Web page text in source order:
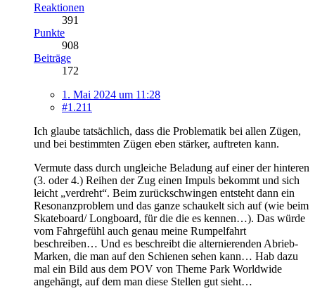
Reaktionen
391
Punkte
908
Beiträge
172
1. Mai 2024 um 11:28
#1.211
Ich glaube tatsächlich, dass die Problematik bei allen Zügen,
und bei bestimmten Zügen eben stärker, auftreten kann.
Vermute dass durch ungleiche Beladung auf einer der hinteren
(3. oder 4.) Reihen der Zug einen Impuls bekommt und sich
leicht „verdreht“. Beim zurückschwingen entsteht dann ein
Resonanzproblem und das ganze schaukelt sich auf (wie beim
Skateboard/ Longboard, für die die es kennen…). Das würde
vom Fahrgefühl auch genau meine Rumpelfahrt
beschreiben… Und es beschreibt die alternierenden Abrieb-
Marken, die man auf den Schienen sehen kann… Hab dazu
mal ein Bild aus dem POV von Theme Park Worldwide
angehängt, auf dem man diese Stellen gut sieht…